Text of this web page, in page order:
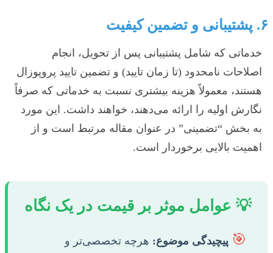
۶. پشتیبانی و تضمین کیفیت
خدماتی که شامل پشتیبانی پس از تحویل، انجام
اصلاحات نامحدود (تا زمان تایید) و تضمین تایید پروپوزال
هستند، معمولاً هزینه بیشتری نسبت به خدماتی که صرفاً
نگارش اولیه را ارائه می‌دهند، خواهند داشت. این مورد
به بخش “تضمینی” در عنوان مقاله مرتبط است و از
اهمیت بالایی برخوردار است.
💡 عوامل موثر بر قیمت در یک نگاه
🎯 پیچیدگی موضوع: هرچه تخصصی‌تر و